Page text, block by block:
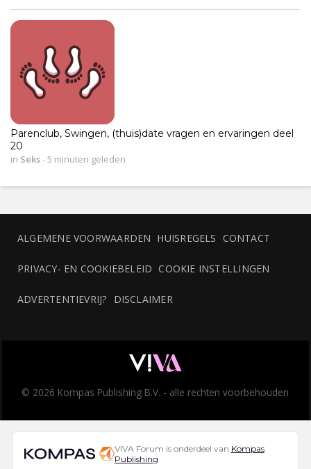
Parenclub, Swingen, (thuis)date vragen en ervaringen deel
20
in Seks-5 minuten geleden
ALGEMENE VOORWAARDEN HUISREGELS CONTACT
PRIVACY- EN COOKIEBELEID COOKIE INSTELLINGEN
ADVERTENTIEVRIJ? DISCLAIMER
© 2026 Kompas Publishing B.V. - alle rechten voorbehouden
VIVA Forum is onderdeel van Kompas
Publishing